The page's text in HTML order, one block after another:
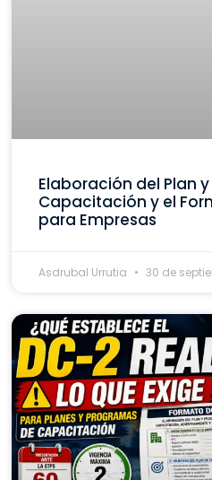
Elaboración del Plan
Capacitación y el
para Empresas
Asdrubal Urrutia 30 de